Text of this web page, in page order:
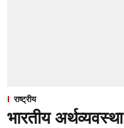
राष्ट्रीय
भारतीय